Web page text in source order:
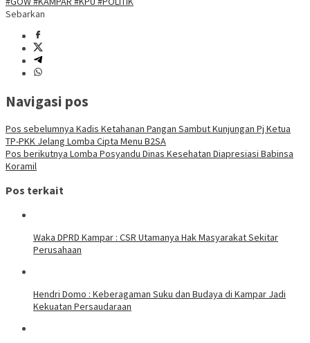
Sebarkan
Navigasi pos
Pos sebelumnya Kadis Ketahanan Pangan Sambut Kunjungan Pj Ketua
TP-PKK Jelang Lomba Cipta Menu B2SA
Pos berikutnya Lomba Posyandu Dinas Kesehatan Diapresiasi Babinsa
Koramil
Pos terkait
Waka DPRD Kampar : CSR Utamanya Hak Masyarakat Sekitar
Perusahaan
Hendri Domo : Keberagaman Suku dan Budaya di Kampar Jadi
Kekuatan Persaudaraan